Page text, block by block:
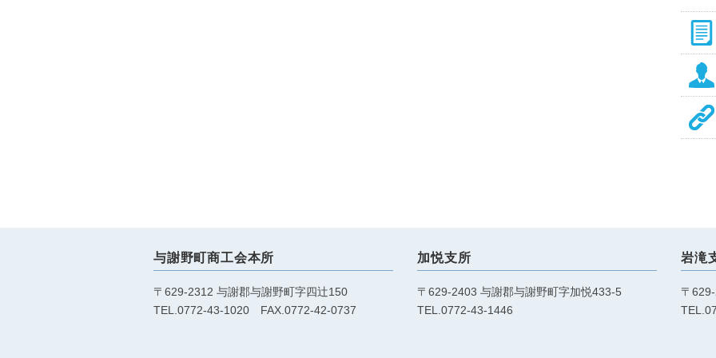
与謝野町商工会本所
〒629-2312 与謝郡与謝野町字四辻150
TEL.0772-43-1020 FAX.0772-42-0737
加悦支所
〒629-2403 与謝郡与謝野町字加悦433-5
TEL.0772-43-1446
岩滝
〒